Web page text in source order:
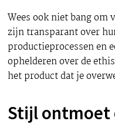
Wees ook niet bang om
zijn transparant over
productieprocessen en
ophelderen over de
het product dat je
Stijl ontmoet